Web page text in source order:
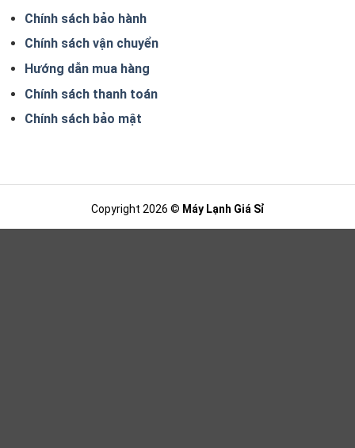
Chính sách bảo hành
Chính sách vận chuyển
Hướng dẫn mua hàng
Chính sách thanh toán
Chính sách bảo mật
Copyright 2026 © Máy Lạnh Giá Sỉ